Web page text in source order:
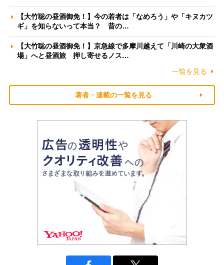
【大竹聡の昼酒御免！】今の若者は「なめろう」や「キヌカツ
ギ」を知らないって本当？ 昔の…
【大竹聡の昼酒御免！】京急線で多摩川越えて「川崎の大衆酒
場」へと昼酒旅 押し寄せるノス…
一覧を見る
著者・連載の一覧を見る